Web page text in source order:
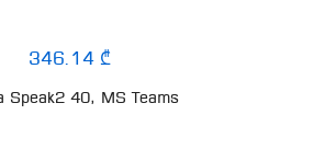
346.14 ₾
Speak2 40, MS Teams